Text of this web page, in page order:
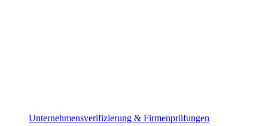
Unternehmensverifizierung & Firmenprüfungen